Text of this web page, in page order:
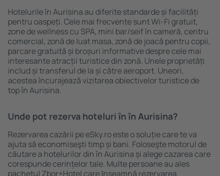
Hotelurile în Aurisina au diferite standarde și facilități
pentru oaspeți. Cele mai frecvente sunt Wi-Fi gratuit,
zone de wellness cu SPA, mini bar/seif în cameră, centru
comercial, zonă de luat masa, zonă de joacă pentru copii,
parcare gratuită și broșuri informative despre cele mai
interesante atracții turistice din zonă. Unele proprietăți
includ și transferul de la și către aeroport. Uneori,
acestea încurajează vizitarea obiectivelor turistice de
top în Aurisina.
Unde pot rezerva hoteluri ȋn în Aurisina?
Rezervarea cazării pe eSky.ro este o soluție care te va
ajuta să economiseşti timp și bani. Foloseşte motorul de
căutare a hotelurilor din în Aurisina și alege cazarea care
corespunde cerințelor tale. Multe persoane au ales
pachetul Zbor+Hotel care ȋnseamnă rezervarea